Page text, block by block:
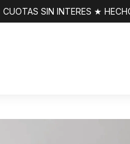
CUOTAS SIN INTERES ★